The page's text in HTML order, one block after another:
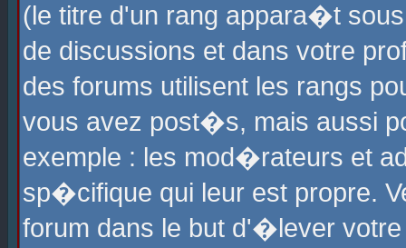
(le titre d'un rang appara�t
de discussions et dans votre
des forums utilisent les rangs
vous avez post�s, mais aussi
exemple : les mod�rateurs et
sp�cifique qui leur est propre.
forum dans le but d'�lever